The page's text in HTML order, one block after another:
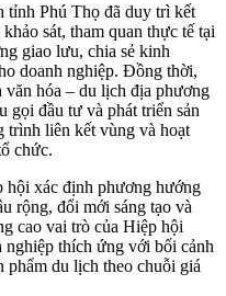
tỉnh Phú Thọ đã duy trì kết
sát, tham quan thực tế tại
giao lưu, chia sẻ kinh
doanh nghiệp. Đồng thời,
hóa – du lịch địa phương
gọi đầu tư và phát triển sản
trình liên kết vùng và hoạt
chức.
xác định phương hướng
rộng, đổi mới sáng tạo và
cao vai trò của Hiệp hội
thích ứng với bối cảnh
phẩm du lịch theo chuỗi giá